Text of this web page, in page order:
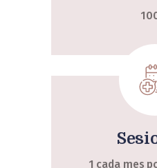
1 cada mes